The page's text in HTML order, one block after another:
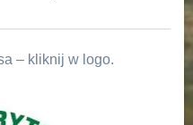
– kliknij w logo.